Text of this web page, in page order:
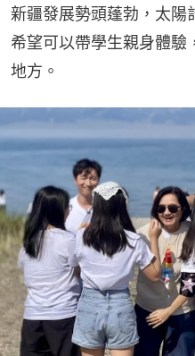
新疆發展勢頭蓬勃，太陽
希望可以帶學生親身體驗
地方。